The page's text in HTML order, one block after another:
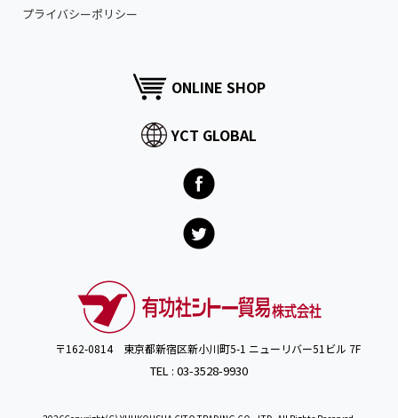
プライバシーポリシー
ONLINE SHOP
YCT GLOBAL
〒162-0814 東京都新宿区新小川町5-1 ニューリバー51ビル 7F
TEL : 03-3528-9930